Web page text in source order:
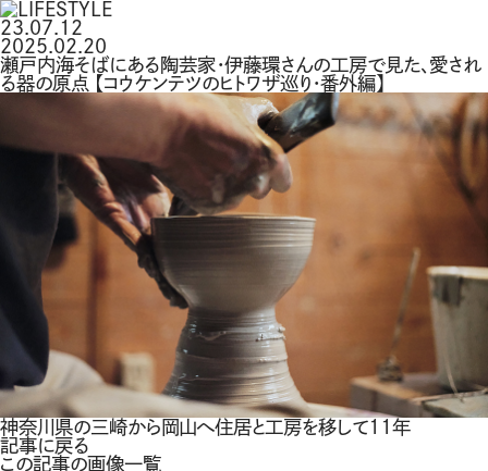
23.07.12
2025.02.20
瀬戸内海そばにある陶芸家・伊藤環さんの工房で見た、愛され
る器の原点 【コウケンテツのヒトワザ巡り・番外編】
神奈川県の三崎から岡山へ住居と工房を移して11年
記事に戻る
この記事の画像一覧